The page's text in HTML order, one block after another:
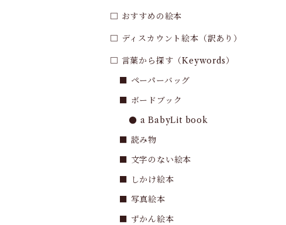
□ おすすめの絵本
□ ディスカウント絵本（訳あり）
□ 言葉から探す（Keywords）
■ ペーパーバッグ
■ ボードブック
● a BabyLit book
■ 読み物
■ 文字のない絵本
■ しかけ絵本
■ 写真絵本
■ ずかん絵本